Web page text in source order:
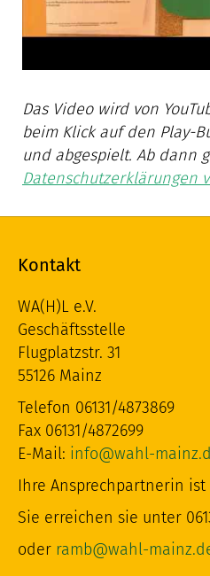
Das Video wird von
beim Klick auf den Play-
und abgespielt. Ab dann
Datenschutzerklärungen
Kontakt
WA(H)L e.V.
Geschäftsstelle
Flugplatzstr. 31
55126 Mainz
Telefon 06131/4873869
Fax 06131/4872699
E-Mail: info@wahl-
Ihre Ansprechpartnerin ist
Sie erreichen sie unter
oder ramb@wahl-